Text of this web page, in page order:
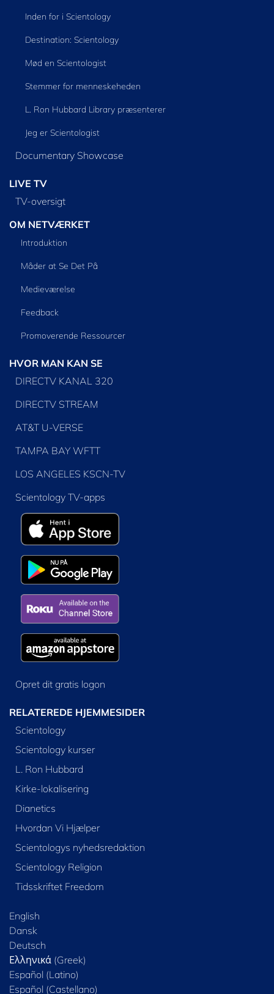
Inden for i Scientology
Destination: Scientology
Mød en Scientologist
Stemmer for menneskeheden
L. Ron Hubbard Library præsenterer
Jeg er Scientologist
Documentary Showcase
LIVE TV
TV-oversigt
OM NETVÆRKET
Introduktion
Måder at Se Det På
Medieværelse
Feedback
Promoverende Ressourcer
HVOR MAN KAN SE
DIRECTV KANAL 320
DIRECTV STREAM
AT&T U-VERSE
TAMPA BAY WFTT
LOS ANGELES KSCN-TV
Scientology TV-apps
Opret dit gratis logon
RELATEREDE HJEMMESIDER
Scientology
Scientology kurser
L. Ron Hubbard
Kirke-lokalisering
Dianetics
Hvordan Vi Hjælper
Scientologys nyhedsredaktion
Scientology Religion
Tidsskriftet Freedom
English
Dansk
Deutsch
Ελληνικά (Greek)
Español (Latino)
Español (Castellano)